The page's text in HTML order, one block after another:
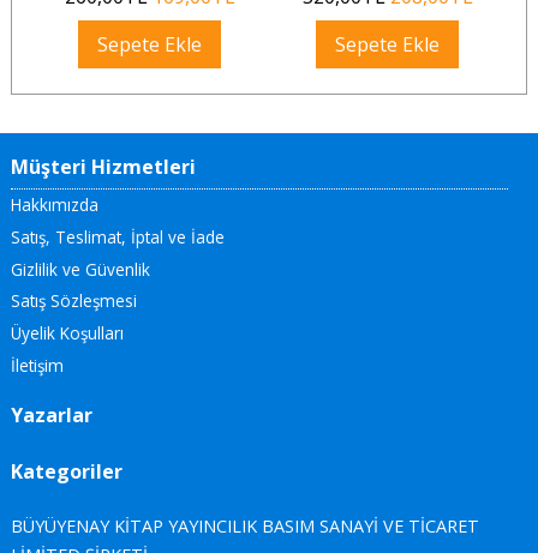
Sepete Ekle
Sepete Ekle
Müşteri Hizmetleri
Hakkımızda
Satış, Teslimat, İptal ve İade
Gizlilik ve Güvenlik
Satış Sözleşmesi
Üyelik Koşulları
İletişim
Yazarlar
Kategoriler
BÜYÜYENAY KİTAP YAYINCILIK BASIM SANAYİ VE TİCARET